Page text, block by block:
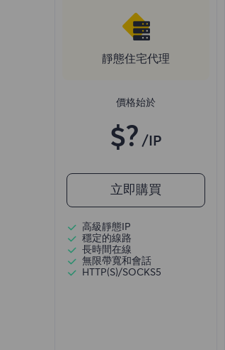
靜態住宅代理
價格始於
$? /IP
立即購買
高級靜態IP
穩定的線路
長時間在線
無限帶寬和會話
HTTP(S)/SOCKS5